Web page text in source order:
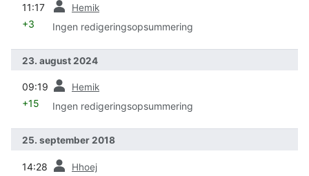
11:17 Hemik
+3 Ingen redigeringsopsummering
23. august 2024
09:19 Hemik
+15 Ingen redigeringsopsummering
25. september 2018
14:28 Hhoej